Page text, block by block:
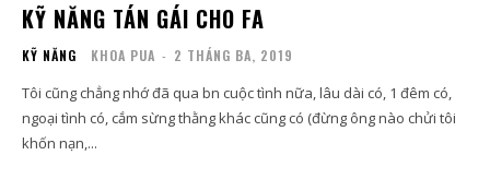
KỸ NĂNG TÁN GÁI CHO FA
KỸ NĂNG KHOA PUA - 2 THÁNG BA, 2019
Tôi cũng chẳng nhớ đã qua bn cuộc tình nữa, lâu dài có, 1 đêm có,
ngoại tình có, cắm sừng thằng khác cũng có (đừng ông nào chửi tôi
khốn nạn,...